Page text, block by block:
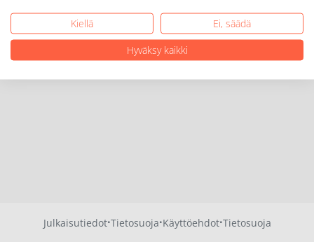
Julkaisutiedot·Tietosuoja·Käyttöehdot·Tietosuoja
Kiellä
Ei, säädä
Hyväksy kaikki